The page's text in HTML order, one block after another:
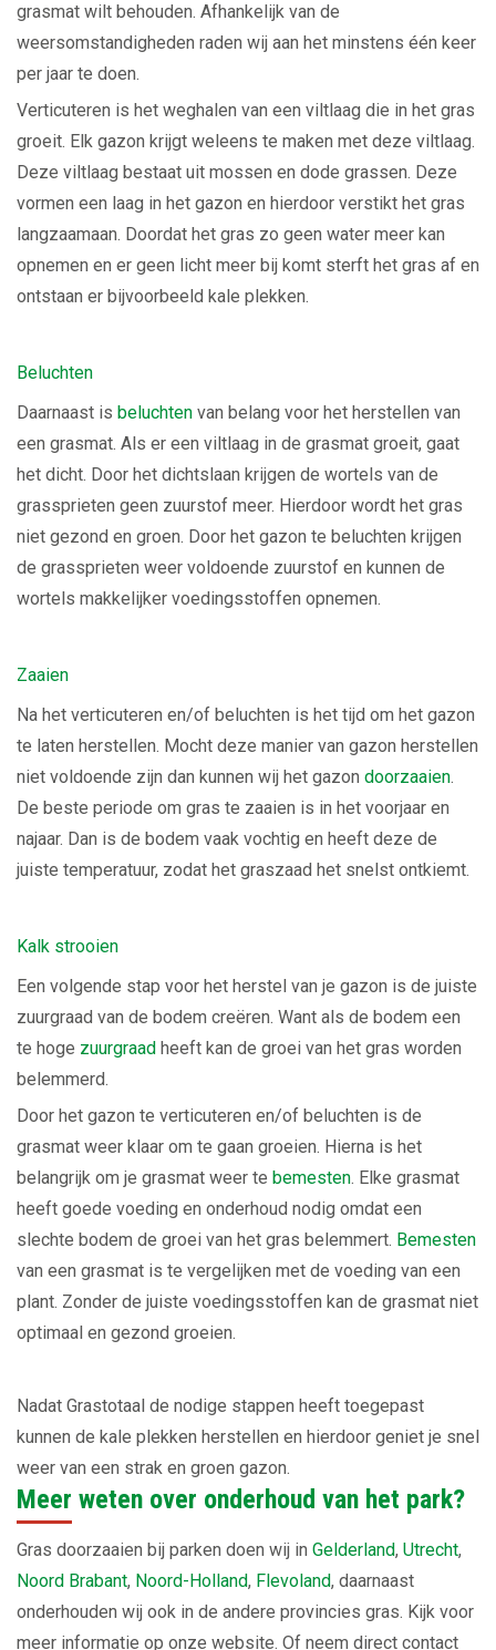
grasmat wilt behouden. Afhankelijk van de
weersomstandigheden raden wij aan het minstens één keer
per jaar te doen.
Verticuteren is het weghalen van een viltlaag die in het gras
groeit. Elk gazon krijgt weleens te maken met deze viltlaag.
Deze viltlaag bestaat uit mossen en dode grassen. Deze
vormen een laag in het gazon en hierdoor verstikt het gras
langzaamaan. Doordat het gras zo geen water meer kan
opnemen en er geen licht meer bij komt sterft het gras af en
ontstaan er bijvoorbeeld kale plekken.
Beluchten
Daarnaast is beluchten van belang voor het herstellen van
een grasmat. Als er een viltlaag in de grasmat groeit, gaat
het dicht. Door het dichtslaan krijgen de wortels van de
grassprieten geen zuurstof meer. Hierdoor wordt het gras
niet gezond en groen. Door het gazon te beluchten krijgen
de grassprieten weer voldoende zuurstof en kunnen de
wortels makkelijker voedingsstoffen opnemen.
Zaaien
Na het verticuteren en/of beluchten is het tijd om het gazon
te laten herstellen. Mocht deze manier van gazon herstellen
niet voldoende zijn dan kunnen wij het gazon doorzaaien.
De beste periode om gras te zaaien is in het voorjaar en
najaar. Dan is de bodem vaak vochtig en heeft deze de
juiste temperatuur, zodat het graszaad het snelst ontkiemt.
Kalk strooien
Een volgende stap voor het herstel van je gazon is de juiste
zuurgraad van de bodem creëren. Want als de bodem een
te hoge zuurgraad heeft kan de groei van het gras worden
belemmerd.
Door het gazon te verticuteren en/of beluchten is de
grasmat weer klaar om te gaan groeien. Hierna is het
belangrijk om je grasmat weer te bemesten. Elke grasmat
heeft goede voeding en onderhoud nodig omdat een
slechte bodem de groei van het gras belemmert. Bemesten
van een grasmat is te vergelijken met de voeding van een
plant. Zonder de juiste voedingsstoffen kan de grasmat niet
optimaal en gezond groeien.
Nadat Grastotaal de nodige stappen heeft toegepast
kunnen de kale plekken herstellen en hierdoor geniet je snel
weer van een strak en groen gazon.
Meer weten over onderhoud van het park?
Gras doorzaaien bij parken doen wij in Gelderland, Utrecht,
Noord Brabant, Noord-Holland, Flevoland, daarnaast
onderhouden wij ook in de andere provincies gras. Kijk voor
meer informatie op onze website. Of neem direct contact